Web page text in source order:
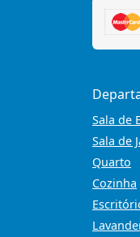
Sala de
Sala de
Quarto
Cozinha